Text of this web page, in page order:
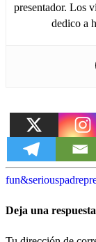
presentador. Los
dedico a
fun&seriouspadre
Deja una respuesta